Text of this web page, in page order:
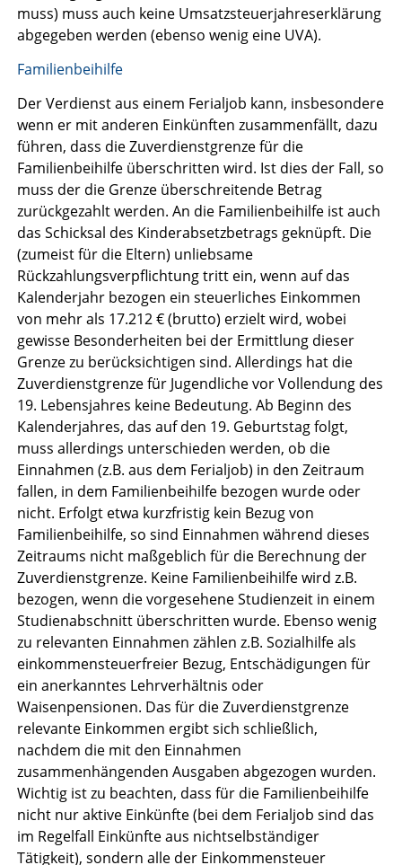
muss) muss auch keine Umsatzsteuerjahreserklärung
abgegeben werden (ebenso wenig eine UVA).
Familienbeihilfe
Der Verdienst aus einem Ferialjob kann, insbesondere
wenn er mit anderen Einkünften zusammenfällt, dazu
führen, dass die Zuverdienstgrenze für die
Familienbeihilfe überschritten wird. Ist dies der Fall, so
muss der die Grenze überschreitende Betrag
zurückgezahlt werden. An die Familienbeihilfe ist auch
das Schicksal des Kinderabsetzbetrags geknüpft. Die
(zumeist für die Eltern) unliebsame
Rückzahlungsverpflichtung tritt ein, wenn auf das
Kalenderjahr bezogen ein steuerliches Einkommen
von mehr als 17.212 € (brutto) erzielt wird, wobei
gewisse Besonderheiten bei der Ermittlung dieser
Grenze zu berücksichtigen sind. Allerdings hat die
Zuverdienstgrenze für Jugendliche vor Vollendung des
19. Lebensjahres keine Bedeutung. Ab Beginn des
Kalenderjahres, das auf den 19. Geburtstag folgt,
muss allerdings unterschieden werden, ob die
Einnahmen (z.B. aus dem Ferialjob) in den Zeitraum
fallen, in dem Familienbeihilfe bezogen wurde oder
nicht. Erfolgt etwa kurzfristig kein Bezug von
Familienbeihilfe, so sind Einnahmen während dieses
Zeitraums nicht maßgeblich für die Berechnung der
Zuverdienstgrenze. Keine Familienbeihilfe wird z.B.
bezogen, wenn die vorgesehene Studienzeit in einem
Studienabschnitt überschritten wurde. Ebenso wenig
zu relevanten Einnahmen zählen z.B. Sozialhilfe als
einkommensteuerfreier Bezug, Entschädigungen für
ein anerkanntes Lehrverhältnis oder
Waisenpensionen. Das für die Zuverdienstgrenze
relevante Einkommen ergibt sich schließlich,
nachdem die mit den Einnahmen
zusammenhängenden Ausgaben abgezogen wurden.
Wichtig ist zu beachten, dass für die Familienbeihilfe
nicht nur aktive Einkünfte (bei dem Ferialjob sind das
im Regelfall Einkünfte aus nichtselbständiger
Tätigkeit), sondern alle der Einkommensteuer